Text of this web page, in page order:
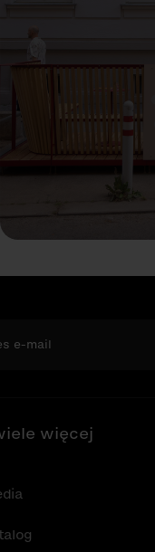
więcej